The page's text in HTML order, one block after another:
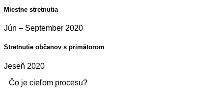
Miestne stretnutia
Jún – September 2020
Stretnutie občanov s primátorom
Jeseň 2020
Čo je cieľom procesu?